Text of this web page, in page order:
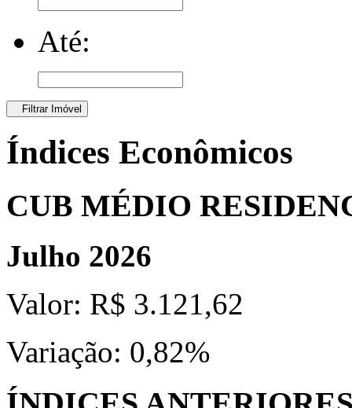
Até:
Filtrar Imóvel
Índices Econômicos
CUB MÉDIO
Julho 2026
Valor: R$ 3.121,62
Variação: 0,82%